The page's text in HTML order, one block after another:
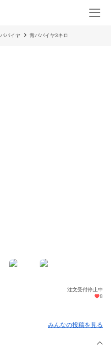
パパイヤ 青パパイヤ3キロ
注文受付停止中
8
みんなの投稿を見る